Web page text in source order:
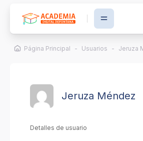
Página Principal Usuarios Jeruza
Jeruza Méndez
Detalles de usuario